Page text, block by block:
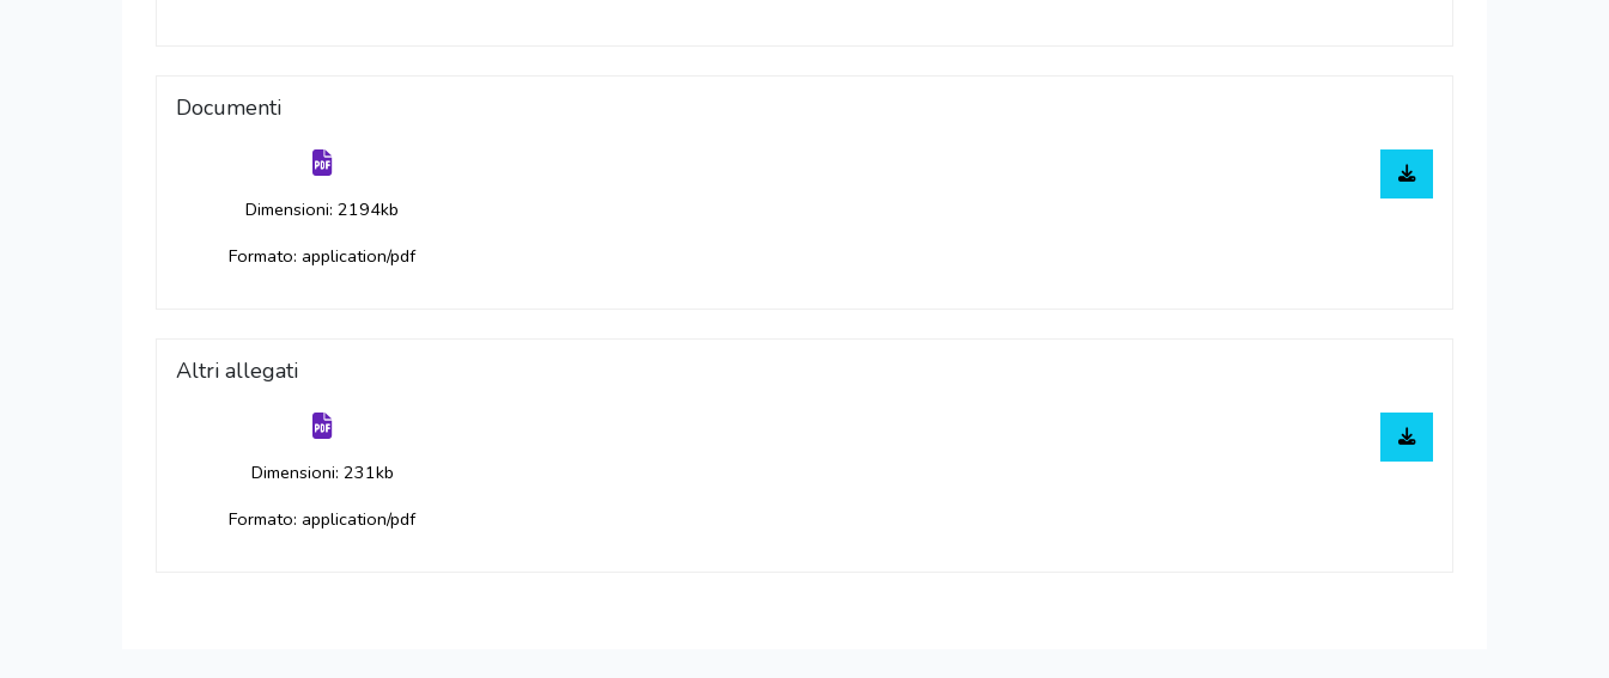
Documenti
Dimensioni: 2194kb
Formato: application/pdf
Altri allegati
Dimensioni: 231kb
Formato: application/pdf